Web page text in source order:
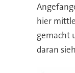
hier
gemacht
daran